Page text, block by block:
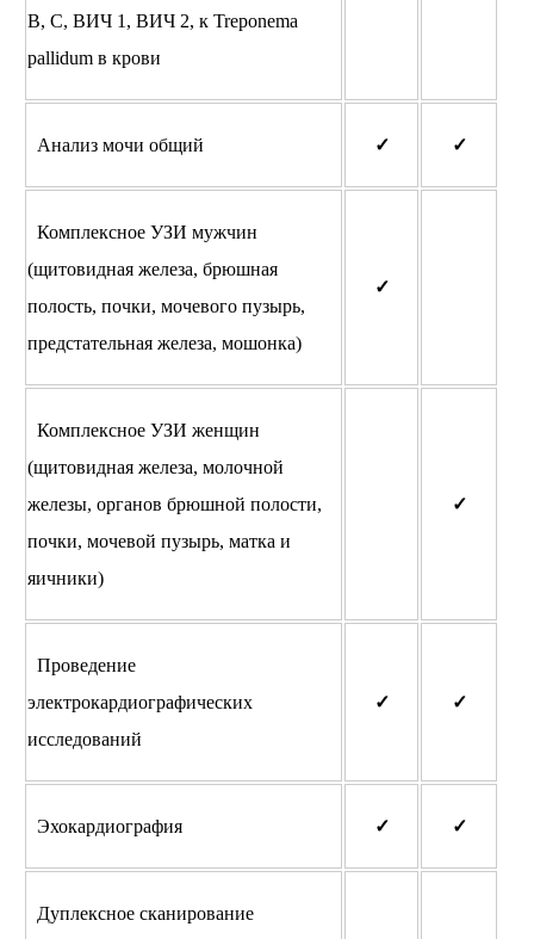
В, С, ВИЧ 1, ВИЧ 2, к Treponema
pallidum в крови
Анализ мочи общий ✓ ✓
Комплексное УЗИ мужчин
(щитовидная железа, брюшная
полость, почки, мочевого пузырь,
предстательная железа, мошонка)
✓
Комплексное УЗИ женщин
(щитовидная железа, молочной
железы, органов брюшной полости,
почки, мочевой пузырь, матка и
яичники)
✓
Проведение
электрокардиографических
исследований
✓ ✓
Эхокардиография ✓ ✓
Дуплексное сканирование